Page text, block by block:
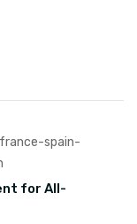
for All-